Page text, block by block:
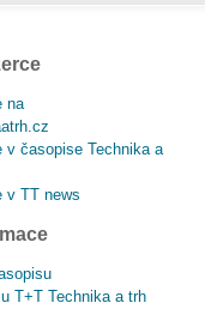
na
v časopise Technika a
v TT news
T+T Technika a trh